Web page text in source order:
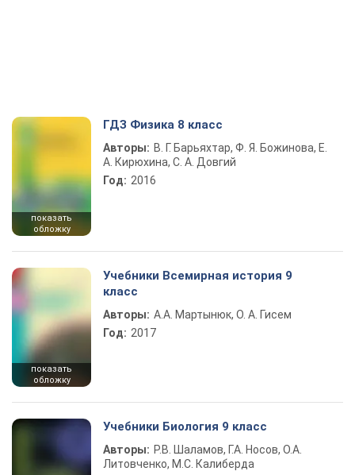
показать
обложку
ГДЗ Физика 8 класс
Авторы: В. Г. Барьяхтар, Ф. Я. Божинова, Е.
А. Кирюхина, С. А. Довгий
Год: 2016
показать
обложку
Учебники Всемирная история 9
класс
Авторы: А.А. Мартынюк, О. А. Гисем
Год: 2017
Учебники Биология 9 класс
Авторы: Р.В. Шаламов, Г.А. Носов, О.А.
Литовченко, М.С. Калиберда